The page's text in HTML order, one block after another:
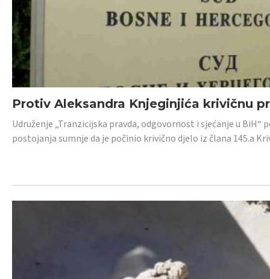
Protiv Aleksandra Knjeginjića krivičnu
Udruženje „Tranzicijska pravda, odgovornost i sjećanje u
postojanja sumnje da je počinio krivično djelo iz člana 145.a